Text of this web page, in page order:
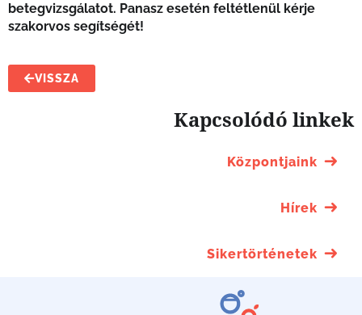
betegvizsgálatot. Panasz esetén feltétlenül kérje
szakorvos segítségét!
VISSZA
Kapcsolódó linkek
Központjaink
Hírek
Sikertörténetek